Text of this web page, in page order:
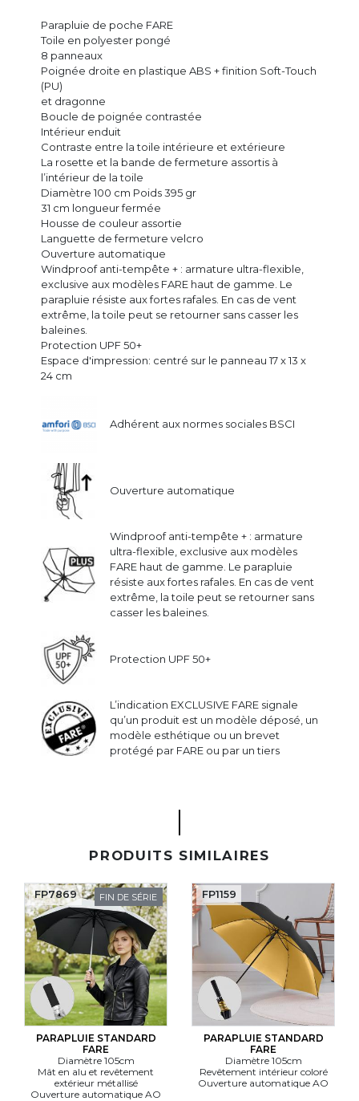
Parapluie de poche FARE
Toile en polyester pongé
8 panneaux
Poignée droite en plastique ABS + finition Soft-Touch
(PU)
et dragonne
Boucle de poignée contrastée
Intérieur enduit
Contraste entre la toile intérieure et extérieure
La rosette et la bande de fermeture assortis à
l’intérieur de la toile
Diamètre 100 cm Poids 395 gr
31 cm longueur fermée
Housse de couleur assortie
Languette de fermeture velcro
Ouverture automatique
Windproof anti-tempête + : armature ultra-flexible,
exclusive aux modèles FARE haut de gamme. Le
parapluie résiste aux fortes rafales. En cas de vent
extrême, la toile peut se retourner sans casser les
baleines.
Protection UPF 50+
Espace d'impression: centré sur le panneau 17 x 13 x
24 cm
Adhérent aux normes sociales BSCI
Ouverture automatique
Windproof anti-tempête + : armature
ultra-flexible, exclusive aux modèles
FARE haut de gamme. Le parapluie
résiste aux fortes rafales. En cas de vent
extrême, la toile peut se retourner sans
casser les baleines.
Protection UPF 50+
L’indication EXCLUSIVE FARE signale
qu’un produit est un modèle déposé, un
modèle esthétique ou un brevet
protégé par FARE ou par un tiers
PRODUITS SIMILAIRES
FIN DE SÉRIE
PARAPLUIE STANDARD
FARE
Diamètre 105cm
Mât en alu et revêtement
extérieur métallisé
Ouverture automatique AO
FP7869
PARAPLUIE STANDARD
FARE
Diamètre 105cm
Revêtement intérieur coloré
Ouverture automatique AO
FP1159